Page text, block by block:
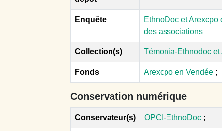
Enquête
EthnoDoc et Arexcpo
des associations
Collection(s) Témonia-Ethnodoc
Fonds Arexcpo en Vendée ;
Conservation numérique
Conservateur(s) OPCI-EthnoDoc ;